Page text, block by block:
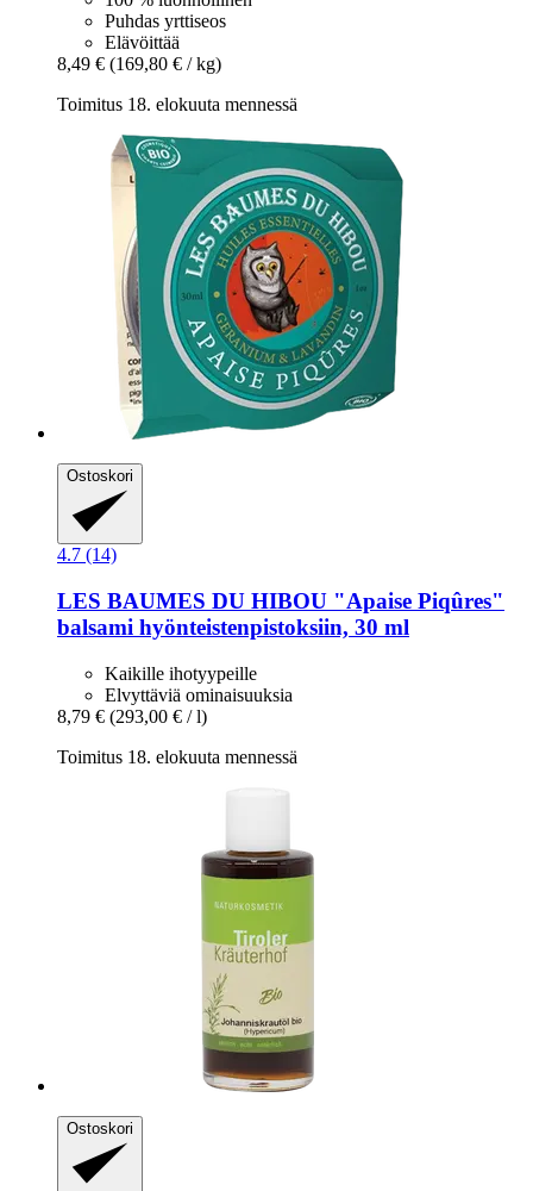
Puhdas yrttiseos
Elävöittää
8,49 € (169,80 € / kg)
Toimitus 18. elokuuta mennessä
Ostoskori
4.7 (14)
LES BAUMES DU HIBOU "Apaise Piqûres"
balsami hyönteistenpistoksiin, 30 ml
Kaikille ihotyypeille
Elvyttäviä ominaisuuksia
8,79 € (293,00 € / l)
Toimitus 18. elokuuta mennessä
Ostoskori